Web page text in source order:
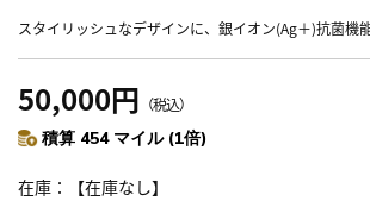
スタイリッシュなデザインに、銀イオン(Ag＋)抗菌機
50,000円 （税込）
積算 454 マイル (1倍)
在庫 【在庫なし】